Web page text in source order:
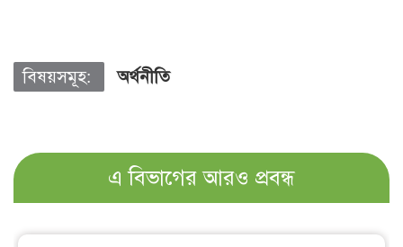
বিষয়সমূহ: অর্থনীতি
এ বিভাগের আরও প্রবন্ধ